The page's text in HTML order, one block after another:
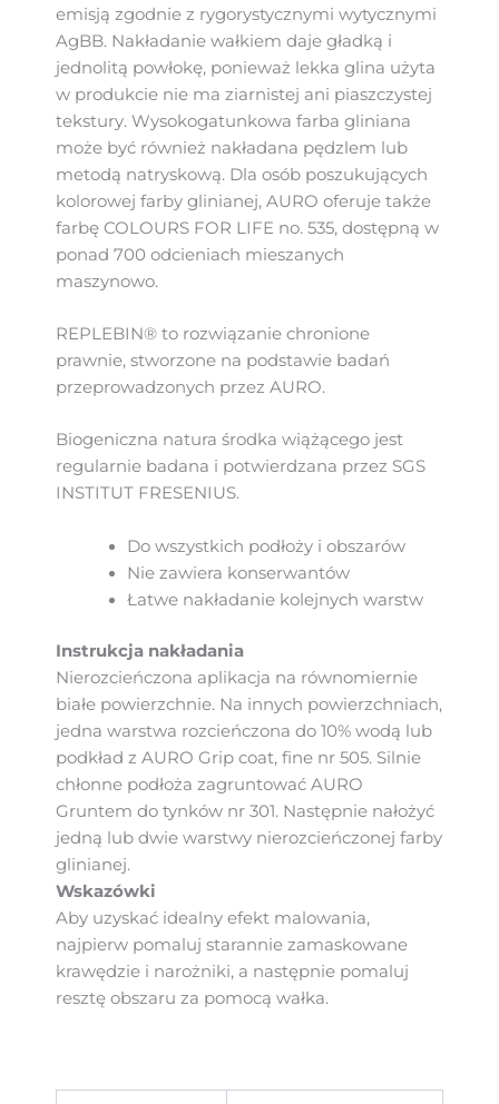
emisją zgodnie z rygorystycznymi wytycznymi
AgBB. Nakładanie wałkiem daje gładką i
jednolitą powłokę, ponieważ lekka glina użyta
w produkcie nie ma ziarnistej ani piaszczystej
tekstury. Wysokogatunkowa farba gliniana
może być również nakładana pędzlem lub
metodą natryskową. Dla osób poszukujących
kolorowej farby glinianej, AURO oferuje także
farbę COLOURS FOR LIFE no. 535, dostępną w
ponad 700 odcieniach mieszanych
maszynowo.
REPLEBIN® to rozwiązanie chronione
prawnie, stworzone na podstawie badań
przeprowadzonych przez AURO.
Biogeniczna natura środka wiążącego jest
regularnie badana i potwierdzana przez SGS
INSTITUT FRESENIUS.
Do wszystkich podłoży i obszarów
Nie zawiera konserwantów
Łatwe nakładanie kolejnych warstw
Instrukcja nakładania
Nierozcieńczona aplikacja na równomiernie
białe powierzchnie. Na innych powierzchniach,
jedna warstwa rozcieńczona do 10% wodą lub
podkład z AURO Grip coat, fine nr 505. Silnie
chłonne podłoża zagruntować AURO
Gruntem do tynków nr 301. Następnie nałożyć
jedną lub dwie warstwy nierozcieńczonej farby
glinianej.
Wskazówki
Aby uzyskać idealny efekt malowania,
najpierw pomaluj starannie zamaskowane
krawędzie i narożniki, a następnie pomaluj
resztę obszaru za pomocą wałka.